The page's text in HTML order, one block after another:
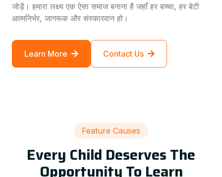
जोड़ें। हमारा लक्ष्य एक ऐसा समाज बनाना है जहाँ हर बच्चा, हर बेटी
आत्मनिर्भर, जागरूक और संस्कारवान हो।
Learn More Contact Us
Feature Causes
Every Child Deserves The
Opportunity To Learn